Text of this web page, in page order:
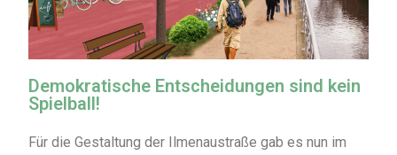
Demokratische Entscheidungen sind kein
Spielball!
Für die Gestaltung der Ilmenaustraße gab es nun im